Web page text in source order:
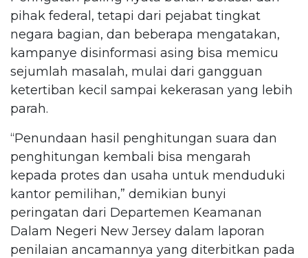
pihak federal, tetapi dari pejabat tingkat
negara bagian, dan beberapa mengatakan,
kampanye disinformasi asing bisa memicu
sejumlah masalah, mulai dari gangguan
ketertiban kecil sampai kekerasan yang lebih
parah.
“Penundaan hasil penghitungan suara dan
penghitungan kembali bisa mengarah
kepada protes dan usaha untuk menduduki
kantor pemilihan,” demikian bunyi
peringatan dari Departemen Keamanan
Dalam Negeri New Jersey dalam laporan
penilaian ancamannya yang diterbitkan pada